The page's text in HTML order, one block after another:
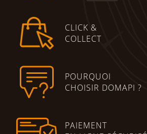
CLICK &
COLLECT
POURQUOI
CHOISIR DOMAPI ?
PAIEMENT